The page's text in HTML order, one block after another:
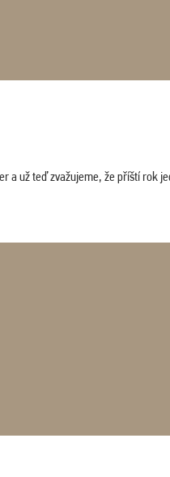
a už teď zvažujeme, že příští rok